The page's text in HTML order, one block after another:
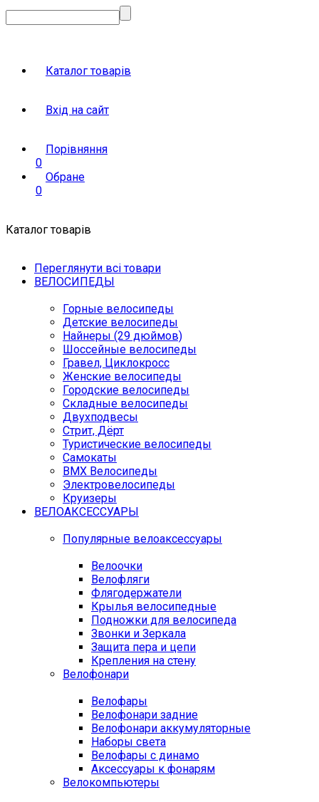
Каталог товарів
Вхід на сайт
Порівняння
0
Обране
0
Каталог товарів
Переглянути всі товари
ВЕЛОСИПЕДЫ
Горные велосипеды
Детские велосипеды
Найнеры (29 дюймов)
Шоссейные велосипеды
Гравел, Циклокросс
Женские велосипеды
Городcкие велосипеды
Складные велосипеды
Двухподвесы
Стрит, Дёрт
Туристические велосипеды
Самокаты
BMX Велосипеды
Электровелосипеды
Круизеры
ВЕЛОАКСЕССУАРЫ
Популярные велоаксессуары
Велоочки
Велофляги
Флягодержатели
Крылья велосипедные
Подножки для велосипеда
Звонки и Зеркала
Защита пера и цепи
Крепления на стену
Велофонари
Велофары
Велофонари задние
Велофонари аккумуляторные
Наборы света
Велофары с динамо
Аксессуары к фонарям
Велокомпьютеры